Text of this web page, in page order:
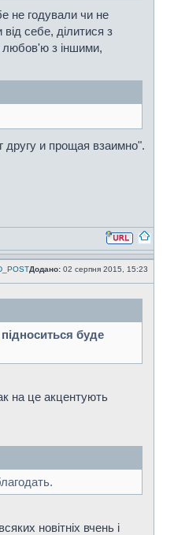
не годували чи не
себе, ділитися з
любов'ю з іншими,
и прощая взаимно".
Додано: 02 серпня 2015, 15:23
буде
на це акцентують
новітніх вчень і